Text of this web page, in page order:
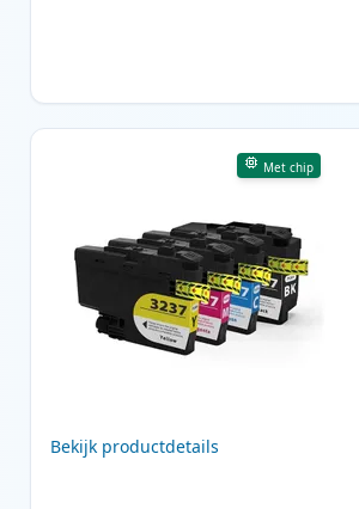
Met chip
Bekijk productdetails